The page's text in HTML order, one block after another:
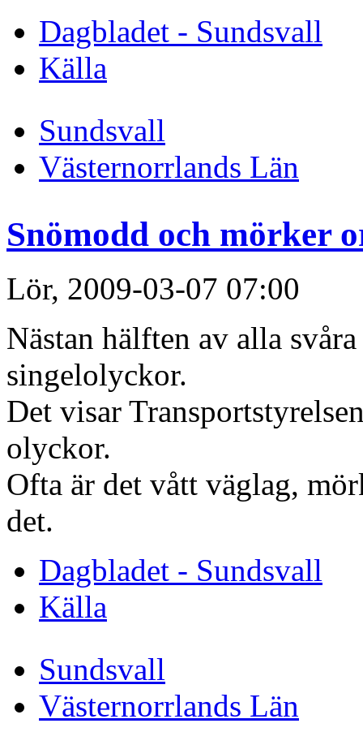
Dagbladet - Sundsvall
Källa
Sundsvall
Västernorrlands Län
Snömodd och mörker
Lör, 2009-03-07 07:00
Nästan hälften av alla
singelolyckor.
Det visar
olyckor.
Ofta är det vått väglag,
det.
Dagbladet - Sundsvall
Källa
Sundsvall
Västernorrlands Län